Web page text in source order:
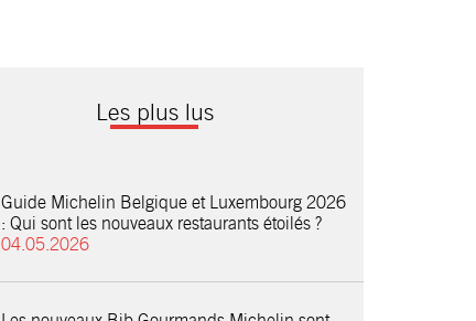
Les plus lus
Guide Michelin Belgique et Luxembourg 2026
: Qui sont les nouveaux restaurants étoilés ?
04.05.2026